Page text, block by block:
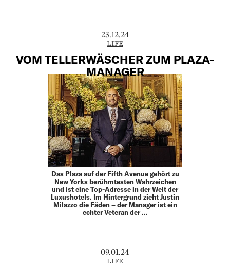
23.12.24
LIFE
VOM TELLERWÄSCHER ZUM PLAZA-
MANAGER
Das Plaza auf der Fifth Avenue gehört zu
New Yorks berühmtesten Wahrzeichen
und ist eine Top-Adresse in der Welt der
Luxushotels. Im Hintergrund zieht Justin
Milazzo die Fäden – der Manager ist ein
echter Veteran der …
09.01.24
LIFE